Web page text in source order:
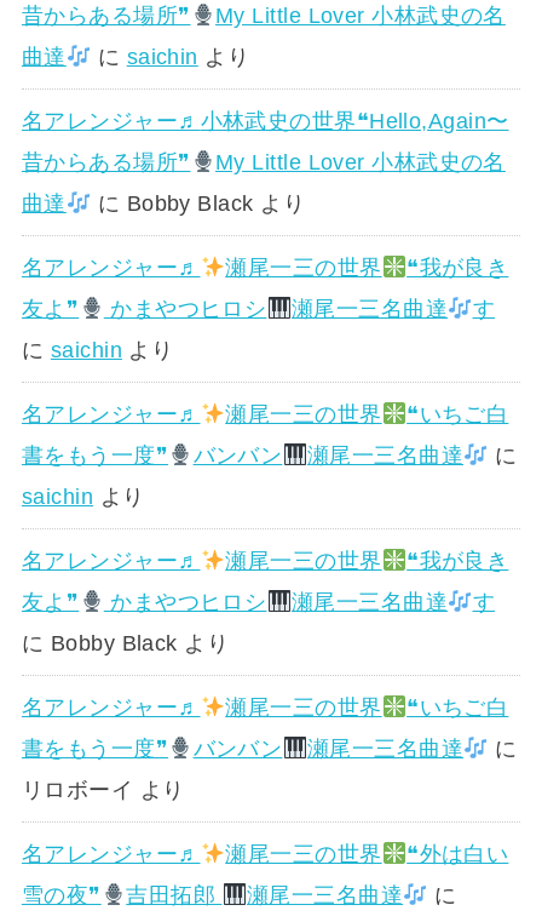
昔からある場所❞
My Little Lover 小林武史の名
曲達
に saichin より
名アレンジャー♬ 小林武史の世界❝Hello,Again〜
昔からある場所❞
My Little Lover 小林武史の名
曲達
に Bobby Black より
名アレンジャー♬ 瀬尾一三の世界
❝我が良き
友よ❞
かまやつヒロシ 瀬尾一三名曲達
す
に saichin より
名アレンジャー♬ 瀬尾一三の世界
❝いちご白
書をもう一度❞
バンバン 瀬尾一三名曲達
に
saichin より
名アレンジャー♬ 瀬尾一三の世界
❝我が良き
友よ❞
かまやつヒロシ 瀬尾一三名曲達
す
に Bobby Black より
名アレンジャー♬ 瀬尾一三の世界
❝いちご白
書をもう一度❞
バンバン 瀬尾一三名曲達
に
リロボーイ より
名アレンジャー♬ 瀬尾一三の世界
❝外は白い
雪の夜❞
吉田拓郎 瀬尾一三名曲達
に